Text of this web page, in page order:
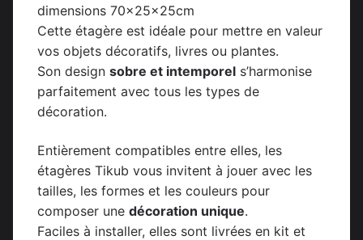
dimensions 70x25x25cm
Cette étagère est idéale pour mettre en valeur
vos objets décoratifs, livres ou plantes.
Son design sobre et intemporel s’harmonise
parfaitement avec tous les types de
décoration.
Entièrement compatibles entre elles, les
étagères Tikub vous invitent à jouer avec les
tailles, les formes et les couleurs pour
composer une décoration unique.
Faciles à installer, elles sont livrées en kit et